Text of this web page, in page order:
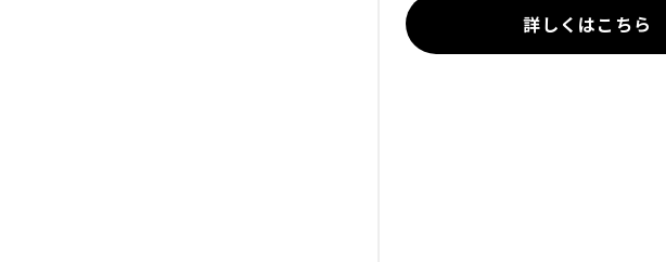
詳しくはこちら